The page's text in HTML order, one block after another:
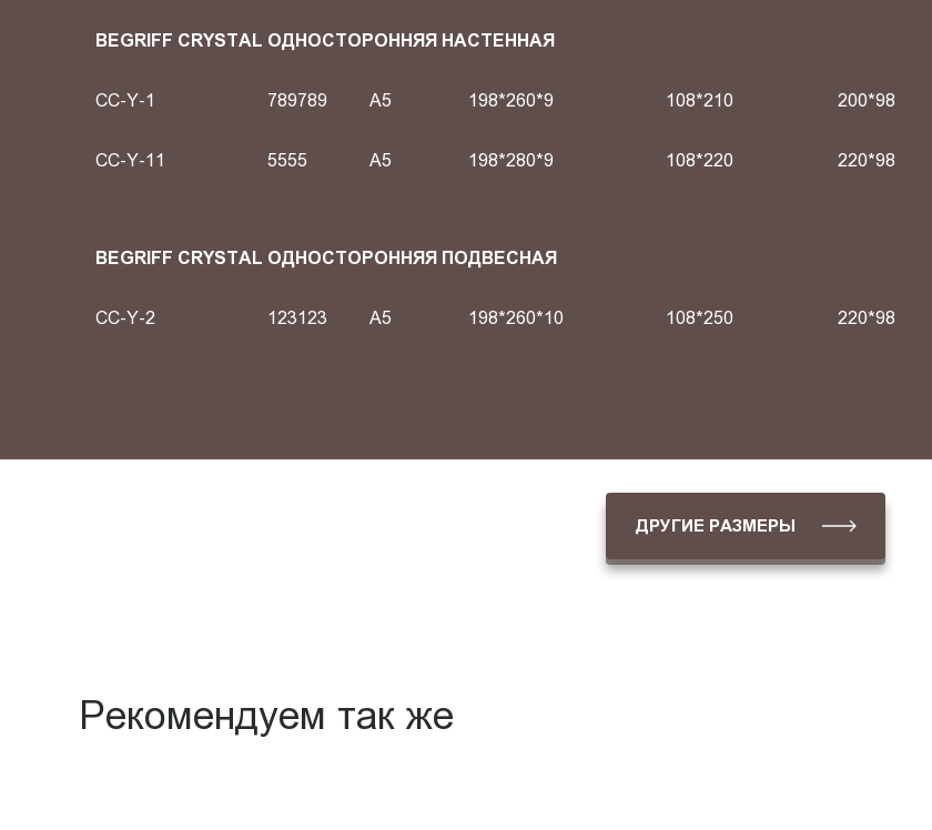
BEGRIFF CRYSTAL ОДНОСТОРОННЯЯ НАСТЕННАЯ
CC-Y-1 789789 A5 198*260*9 108*210 200*98
CC-Y-11 5555 A5 198*280*9 108*220 220*98
BEGRIFF CRYSTAL ОДНОСТОРОННЯЯ ПОДВЕСНАЯ
CC-Y-2 123123 A5 198*260*10 108*250 220*98
ДРУГИЕ РАЗМЕРЫ
Рекомендуем так же